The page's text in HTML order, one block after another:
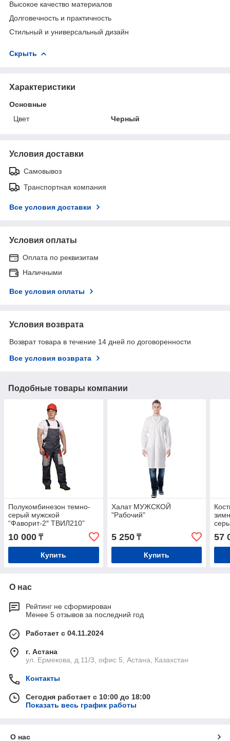
Высокое качество материалов
Долговечность и практичность
Стильный и универсальный дизайн
Скрыть
Характеристики
Основные
Цвет
Черный
Условия доставки
Самовывоз
Транспортная компания
Все условия доставки
Условия оплаты
Оплата по реквизитам
Наличными
Все условия оплаты
Условия возврата
Возврат товара в течение 14 дней по договоренности
Все условия возврата
Подобные товары компании
Полукомбинезон темно-
серый мужской
“Фаворит-2″ ТВИЛ210”
10 000 ₸
Купить
Халат МУЖСКОЙ
"Рабочий"
5 250₸
Купить
57
О нас
Рейтинг не сформирован
Менее 5 отзывов за последний год
Работает с 04.11.2024
г. Астана
ул. Ермекова, д.11/3, офис 5, Астана, Казахстан
Контакты
Сегодня работает с 10:00 до 18:00
Показать весь график работы
О нас